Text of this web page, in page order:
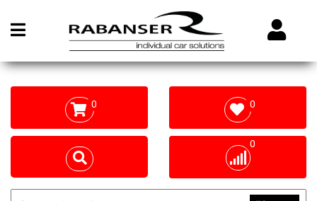
Open menu
0 0
0